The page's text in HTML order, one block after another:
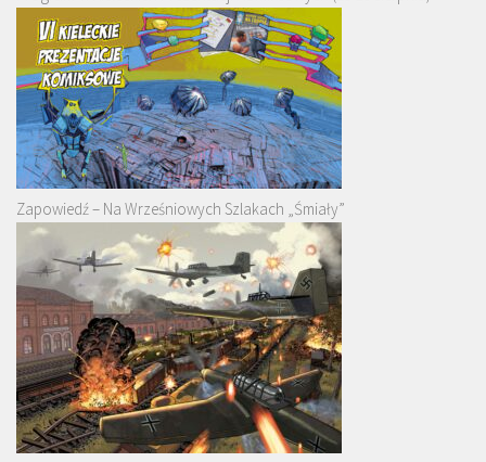
Zapowiedź – Na Wrześniowych Szlakach „Śmiały”